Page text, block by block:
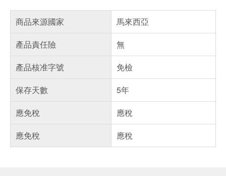
商品來源國家
馬來西亞
產品責任險
無
產品核准字號
免檢
保存天數
5年
應免稅
應稅
應免稅
應稅